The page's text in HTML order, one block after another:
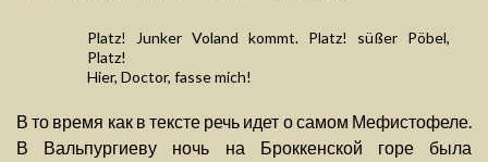
Platz! Junker Voland kommt. Platz! süßer Pöbel,
Platz!
Hier, Doctor, fasse mich!
В то время как в тексте речь идет о самом Мефистофеле.
В Вальпургиеву ночь на Броккенской горе была